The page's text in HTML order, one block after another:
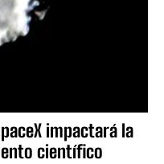
impactará la
científico